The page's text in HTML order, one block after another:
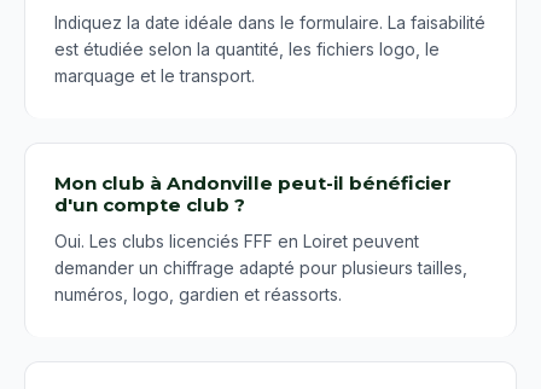
Indiquez la date idéale dans le formulaire. La faisabilité
est étudiée selon la quantité, les fichiers logo, le
marquage et le transport.
Mon club à Andonville peut-il bénéficier
d'un compte club ?
Oui. Les clubs licenciés FFF en Loiret peuvent
demander un chiffrage adapté pour plusieurs tailles,
numéros, logo, gardien et réassorts.